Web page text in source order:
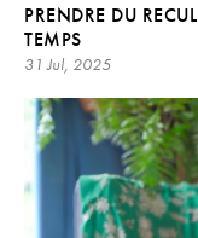
PRENDRE DU
TEMPS
31 Jul, 2025